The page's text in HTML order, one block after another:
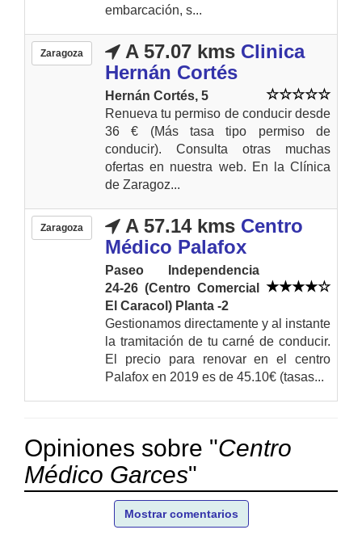
embarcación, s...
Zaragoza A 57.07 kms Clinica
Hernán Cortés
Hernán Cortés, 5
Renueva tu permiso de conducir desde
36 € (Más tasa tipo permiso de
conducir). Consulta otras muchas
ofertas en nuestra web. En la Clínica
de Zaragoz...
Zaragoza A 57.14 kms Centro
Médico Palafox
Paseo Independencia
24-26 (Centro Comercial
El Caracol) Planta -2
Gestionamos directamente y al instante
la tramitación de tu carné de conducir.
El precio para renovar en el centro
Palafox en 2019 es de 45.10€ (tasas...
Opiniones sobre "Centro
Médico Garces"
Mostrar comentarios